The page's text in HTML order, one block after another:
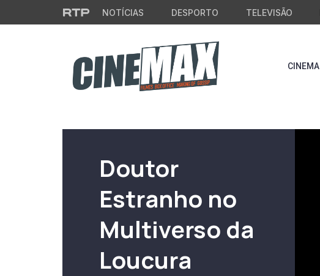
Saltar para o conteúdo principal
NOTÍCIAS DESPORTO TELEVISÃO
CINEMA
Doutor
Estranho no
Multiverso da
Loucura